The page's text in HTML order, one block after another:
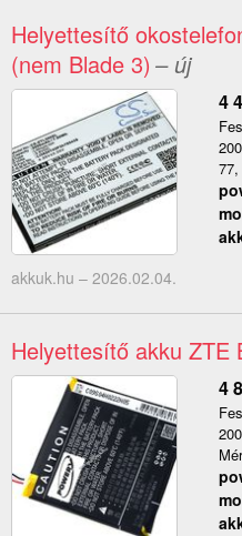
Helyettesítő
(nem Blade 3) – új
4
akkuk.hu – 2026.02.04.
Helyettesítő akku ZTE
4